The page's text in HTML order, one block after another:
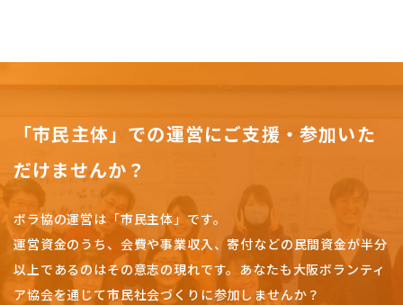
「市民主体」での運営にご支援・参加いた
だけませんか？
ボラ協の運営は「市民主体」です。
運営資金のうち、会費や事業収入、寄付などの民間資金が半分
以上であるのはその意志の現れです。 あなたも大阪ボランティ
ア協会を通じて市民社会づくりに参加しませんか？